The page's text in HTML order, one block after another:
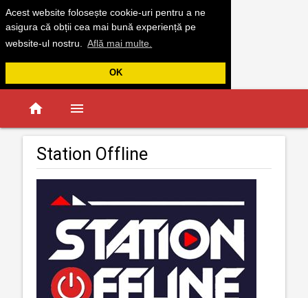
Acest website folosește cookie-uri pentru a ne
asigura că obții cea mai bună experiență pe
website-ul nostru.
Află mai multe.
OK
home menu
Station Offline